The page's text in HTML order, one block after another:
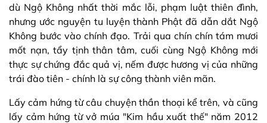
dù Ngộ Không nhất thời mắc lỗi, phạm luật thiên đình,
nhưng ước nguyện tu luyện thành Phật đã dẫn dắt Ngộ
Không bước vào chính đạo. Trải qua chín chín tám mươi
mốt nạn, tẩy tịnh thân tâm, cuối cùng Ngộ Không mới
thực sự chứng đắc quả vị, nếm được hương vị của những
trái đào tiên - chính là sự công thành viên mãn.
Lấy cảm hứng từ câu chuyện thần thoại kể trên, và cũng
lấy cảm hứng từ vở múa "Kim hầu xuất thế" năm 2012